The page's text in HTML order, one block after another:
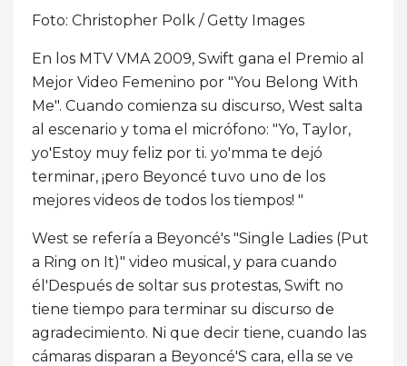
Foto: Christopher Polk / Getty Images
En los MTV VMA 2009, Swift gana el Premio al
Mejor Video Femenino por "You Belong With
Me". Cuando comienza su discurso, West salta
al escenario y toma el micrófono: "Yo, Taylor,
yo'Estoy muy feliz por ti. yo'mma te dejó
terminar, ¡pero Beyoncé tuvo uno de los
mejores videos de todos los tiempos! "
West se refería a Beyoncé's "Single Ladies (Put
a Ring on It)" video musical, y para cuando
él'Después de soltar sus protestas, Swift no
tiene tiempo para terminar su discurso de
agradecimiento. Ni que decir tiene, cuando las
cámaras disparan a Beyoncé'S cara, ella se ve